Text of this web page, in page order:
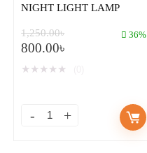
NIGHT LIGHT LAMP
1,250.00৳
800.00৳
36%
★ ★ ★ ★ ★